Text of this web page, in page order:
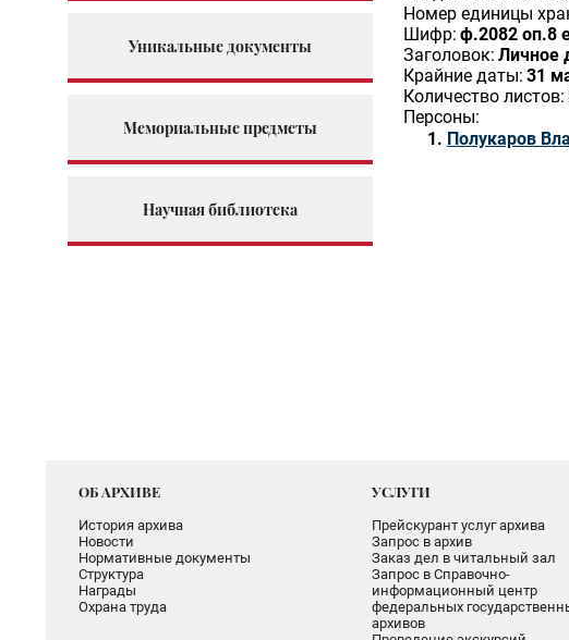
Уникальные документы
Мемориальные предметы
Научная библиотека
Номер единицы
Шифр: ф.2082 оп.8
Заголовок: Личное
Крайние даты: 31
Количество листов:
Персоны:
Полукаров
ОБ АРХИВЕ
История архива
Новости
Нормативные документы
Структура
Награды
Охрана труда
УСЛУГИ
Прейскурант услуг архива
Запрос в архив
Заказ дел в читальный зал
Запрос в Справочно-
информационный центр
федеральных
архивов